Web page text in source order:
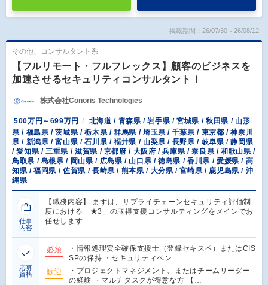
掲載期間：26/07/30～26/08/12
その他、コンサルタント系
【フルリモート・フルフレックス】顧客のビジネスを
加速させるセキュリティコンサルタント！
株式会社Conoris Technologies
500万円～699万円
北海道 / 青森県 / 岩手県 / 宮城県 / 秋田県 / 山形
県 / 福島県 / 茨城県 / 栃木県 / 群馬県 / 埼玉県 / 千葉県 / 東京都 / 神奈川
県 / 新潟県 / 富山県 / 石川県 / 福井県 / 山梨県 / 長野県 / 岐阜県 / 静岡県
/ 愛知県 / 三重県 / 滋賀県 / 京都府 / 大阪府 / 兵庫県 / 奈良県 / 和歌山県 /
鳥取県 / 島根県 / 岡山県 / 広島県 / 山口県 / 徳島県 / 香川県 / 愛媛県 / 高
知県 / 福岡県 / 佐賀県 / 長崎県 / 熊本県 / 大分県 / 宮崎県 / 鹿児島県 / 沖
縄県
仕事
内容
【職務内容】 まずは、サプライチェーンセキュリティ評価制
度における「★3」の取得支援コンサルティングをメインでお
任せします…
応募
資格
必須
・情報処理安全確保支援士（登録セキスペ）またはCIS
SPの保持 ・セキュリティベン…
歓迎
・プロジェクトマネジメント、またはチームリーダー
の経験 ・マルチタスクが得意な方 【…